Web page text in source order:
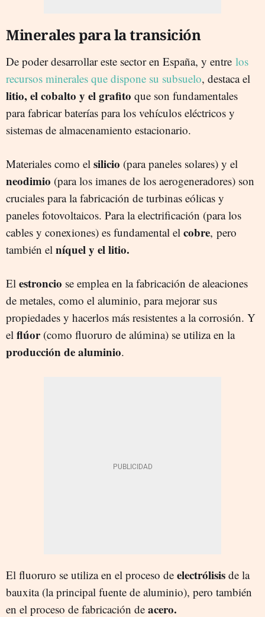
Minerales para la transición
De poder desarrollar este sector en España, y entre los
recursos minerales que dispone su subsuelo, destaca el
litio, el cobalto y el grafito que son fundamentales
para fabricar baterías para los vehículos eléctricos y
sistemas de almacenamiento estacionario.
Materiales como el silicio (para paneles solares) y el
neodimio (para los imanes de los aerogeneradores) son
cruciales para la fabricación de turbinas eólicas y
paneles fotovoltaicos. Para la electrificación (para los
cables y conexiones) es fundamental el cobre, pero
también el níquel y el litio.
El estroncio se emplea en la fabricación de aleaciones
de metales, como el aluminio, para mejorar sus
propiedades y hacerlos más resistentes a la corrosión. Y
el flúor(como fluoruro de alúmina) se utiliza en la
producción de aluminio.
El fluoruro se utiliza en el proceso de electrólisis de la
bauxita (la principal fuente de aluminio), pero también
en el proceso de fabricación de acero.